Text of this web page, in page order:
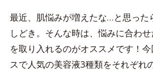
最近、肌悩みが増えたな…と思った
しどき。そんな時は、悩みに合わせ
を取り入れるのがオススメです！
スで人気の美容液3種類をそれぞれ